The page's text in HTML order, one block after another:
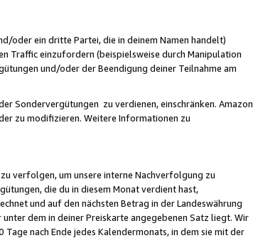
oder ein dritte Partei, die in deinem Namen handelt)
Traffic einzufordern (beispielsweise durch Manipulation
und/oder der Beendigung deiner Teilnahme am
Sondervergütungen zu verdienen, einschränken. Amazon
zu modifizieren. Weitere Informationen zu
verfolgen, um unsere interne Nachverfolgung zu
die du in diesem Monat verdient hast,
und auf den nächsten Betrag in der Landeswährung
dem in deiner Preiskarte angegebenen Satz liegt. Wir
nach Ende jedes Kalendermonats, in dem sie mit der